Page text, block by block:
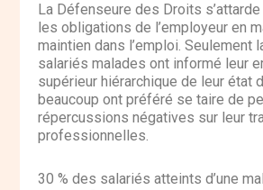
La Défenseure des Droits
les obligations de l’employeur en
maintien dans l’emploi. Seulement
salariés malades ont informé leur
supérieur hiérarchique de leur état
beaucoup ont préféré se taire de
répercussions négatives sur leur
professionnelles.
30 % des salariés atteints d’une